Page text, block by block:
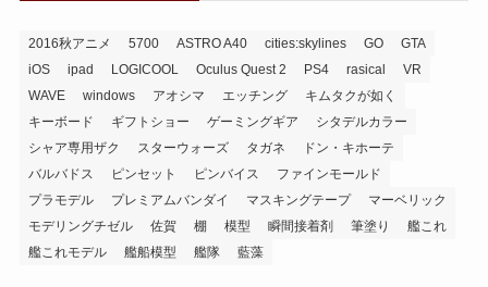
2016秋アニメ 5700 ASTRO A40 cities:skylines GO
GTA
iOS
ipad LOGICOOL Oculus Quest 2 PS4 rasical
VR
WAVE
windows アオシマ エッチング
キムタクが如く
キーボード
ギフトショー ゲーミングギア
シタデルカラー
シャア専用ザク
スターウォーズ タガネ
ドン・キホーテ
バルバドス
ピンセット ピンバイス
ファインモールド
プラモデル
プレミアムバンダイ マスキングテープ
マーベリック
モデリングチゼル
佐賀 棚 模型 瞬間接着剤 筆塗り
艦これ
艦これモデル
艦船模型 艦隊 藍藻